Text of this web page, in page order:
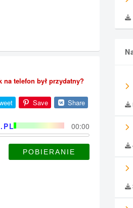
na telefon był przydatny?
Save Share
00:00